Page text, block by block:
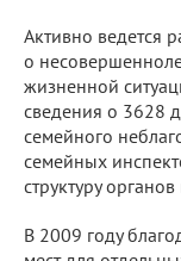
Активно ведется
о
жизненной
сведения о 3628
семейного
семейных
структуру
В 2009 году